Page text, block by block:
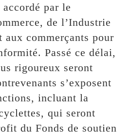
par le
de l’Industrie
aux commerçants pour
Passé ce délai,
rigoureux seront
s’exposent
incluant la
qui seront
du Fonds de soutien